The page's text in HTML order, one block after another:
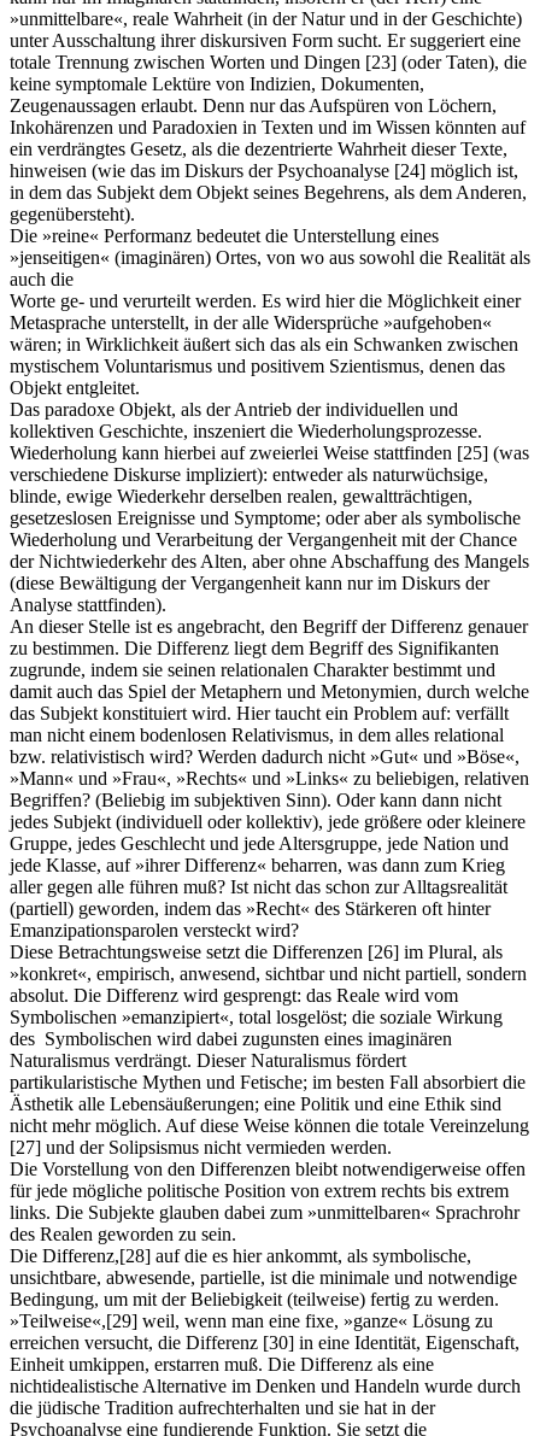
»unmittelbare«, reale Wahrheit (in der Natur und in der Geschichte)
unter Ausschaltung ihrer diskursiven Form sucht. Er suggeriert eine
totale Trennung zwischen Worten und Dingen [23] (oder Taten), die
keine symptomale Lektüre von Indizien, Dokumenten,
Zeugenaussagen erlaubt. Denn nur das Aufspüren von Löchern,
Inkohärenzen und Paradoxien in Texten und im Wissen könnten auf
ein verdrängtes Gesetz, als die dezentrierte Wahrheit dieser Texte,
hinweisen (wie das im Diskurs der Psychoanalyse [24] möglich ist,
in dem das Subjekt dem Objekt seines Begehrens, als dem Anderen,
gegenübersteht).
Die »reine« Performanz bedeutet die Unterstellung eines
»jenseitigen« (imaginären) Ortes, von wo aus sowohl die Realität als
auch die
Worte ge- und verurteilt werden. Es wird hier die Möglichkeit einer
Metasprache unterstellt, in der alle Widersprüche »aufgehoben«
wären; in Wirklichkeit äußert sich das als ein Schwanken zwischen
mystischem Voluntarismus und positivem Szientismus, denen das
Objekt entgleitet.
Das paradoxe Objekt, als der Antrieb der individuellen und
kollektiven Geschichte, inszeniert die Wiederholungsprozesse.
Wiederholung kann hierbei auf zweierlei Weise stattfinden [25] (was
verschiedene Diskurse impliziert): entweder als naturwüchsige,
blinde, ewige Wiederkehr derselben realen, gewaltträchtigen,
gesetzeslosen Ereignisse und Symptome; oder aber als symbolische
Wiederholung und Verarbeitung der Vergangenheit mit der Chance
der Nichtwiederkehr des Alten, aber ohne Abschaffung des Mangels
(diese Bewältigung der Vergangenheit kann nur im Diskurs der
Analyse stattfinden).
An dieser Stelle ist es angebracht, den Begriff der Differenz genauer
zu bestimmen. Die Differenz liegt dem Begriff des Signifikanten
zugrunde, indem sie seinen relationalen Charakter bestimmt und
damit auch das Spiel der Metaphern und Metonymien, durch welche
das Subjekt konstituiert wird. Hier taucht ein Problem auf: verfällt
man nicht einem bodenlosen Relativismus, in dem alles relational
bzw. relativistisch wird? Werden dadurch nicht »Gut« und »Böse«,
»Mann« und »Frau«, »Rechts« und »Links« zu beliebigen, relativen
Begriffen? (Beliebig im subjektiven Sinn). Oder kann dann nicht
jedes Subjekt (individuell oder kollektiv), jede größere oder kleinere
Gruppe, jedes Geschlecht und jede Altersgruppe, jede Nation und
jede Klasse, auf »ihrer Differenz« beharren, was dann zum Krieg
aller gegen alle führen muß? Ist nicht das schon zur Alltagsrealität
(partiell) geworden, indem das »Recht« des Stärkeren oft hinter
Emanzipationsparolen versteckt wird?
Diese Betrachtungsweise setzt die Differenzen [26] im Plural, als
»konkret«, empirisch, anwesend, sichtbar und nicht partiell, sondern
absolut. Die Differenz wird gesprengt: das Reale wird vom
Symbolischen »emanzipiert«, total losgelöst; die soziale Wirkung
des Symbolischen wird dabei zugunsten eines imaginären
Naturalismus verdrängt. Dieser Naturalismus fördert
partikularistische Mythen und Fetische; im besten Fall absorbiert die
Ästhetik alle Lebensäußerungen; eine Politik und eine Ethik sind
nicht mehr möglich. Auf diese Weise können die totale Vereinzelung
[27] und der Solipsismus nicht vermieden werden.
Die Vorstellung von den Differenzen bleibt notwendigerweise offen
für jede mögliche politische Position von extrem rechts bis extrem
links. Die Subjekte glauben dabei zum »unmittelbaren« Sprachrohr
des Realen geworden zu sein.
Die Differenz,[28] auf die es hier ankommt, als symbolische,
unsichtbare, abwesende, partielle, ist die minimale und notwendige
Bedingung, um mit der Beliebigkeit (teilweise) fertig zu werden.
»Teilweise«,[29] weil, wenn man eine fixe, »ganze« Lösung zu
erreichen versucht, die Differenz [30] in eine Identität, Eigenschaft,
Einheit umkippen, erstarren muß. Die Differenz als eine
nichtidealistische Alternative im Denken und Handeln wurde durch
die jüdische Tradition aufrechterhalten und sie hat in der
Psychoanalyse eine fundierende Funktion. Sie setzt die